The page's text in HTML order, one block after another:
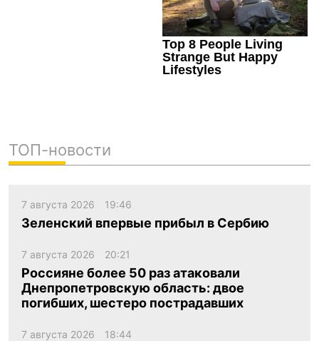
ТОП-новости
7 августа 2026 19:46
Зеленский впервые прибыл в Сербию
7 августа 2026 20:21
Россияне более 50 раз атаковали
Днепропетровскую область: двое
погибших, шестеро пострадавших
7 августа 2026 18:44